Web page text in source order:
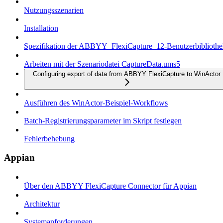
Nutzungsszenarien
Installation
Spezifikation der ABBYY_FlexiCapture_12-
Arbeiten mit der Szenariodatei CaptureData.ums5
Configuring export of data from ABBYY FlexiCapture to WinActor
Ausführen des WinActor-Beispiel-Workflows
Batch-Registrierungsparameter im Skript festlegen
Fehlerbehebung
Appian
Über den ABBYY FlexiCapture Connector für Appian
Architektur